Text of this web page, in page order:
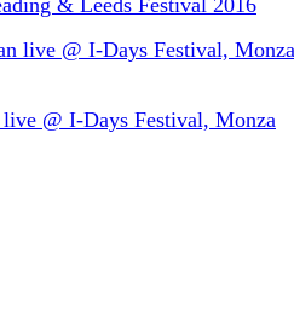
@ I-Days Festival, Monza